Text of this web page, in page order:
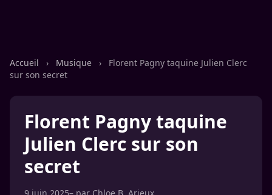
Accueil › Musique ›
Florent Pagny taquine Julien Clerc
sur son secret
Florent Pagny taquine
Julien Clerc sur son
secret